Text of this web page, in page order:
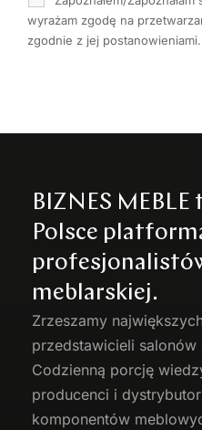
wyrażam zgodę na
zgodnie z jej postanowieniami.
BIZNES
Polsce
meblarskiej.
Zrzeszamy
przedstawicieli
Codzienną porcję
producenci i
komponentów